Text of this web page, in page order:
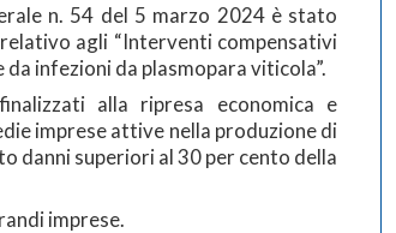
n. 54 del 5 marzo 2024 è stato
agli “Interventi compensativi
infezioni da plasmopara viticola”.
alla ripresa economica e
imprese attive nella produzione di
danni superiori al 30 per cento della
imprese.